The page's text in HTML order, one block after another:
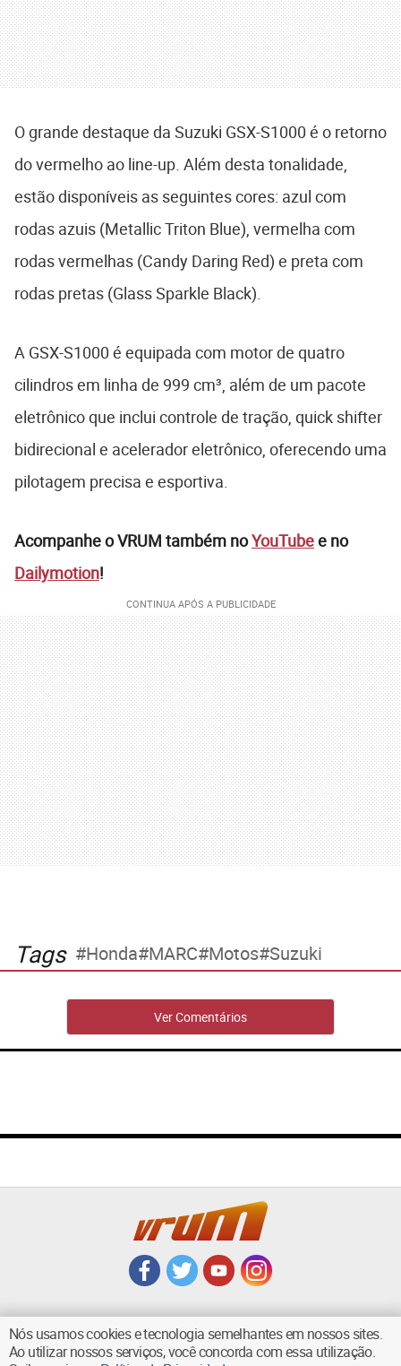
O grande destaque da Suzuki GSX-S1000 é o retorno
do vermelho ao line-up. Além desta tonalidade,
estão disponíveis as seguintes cores: azul com
rodas azuis (Metallic Triton Blue), vermelha com
rodas vermelhas (Candy Daring Red) e preta com
rodas pretas (Glass Sparkle Black).
A GSX-S1000 é equipada com motor de quatro
cilindros em linha de 999 cm³, além de um pacote
eletrônico que inclui controle de tração, quick shifter
bidirecional e acelerador eletrônico, oferecendo uma
pilotagem precisa e esportiva.
Acompanhe o VRUM também noYouTubee no
Dailymotion!
Tags Honda MARC Motos Suzuki
Ver Comentários
Nós usamos cookies e tecnologia semelhantes em nossos sites.
Ao utilizar nossos serviços, você concorda com essa utilização.